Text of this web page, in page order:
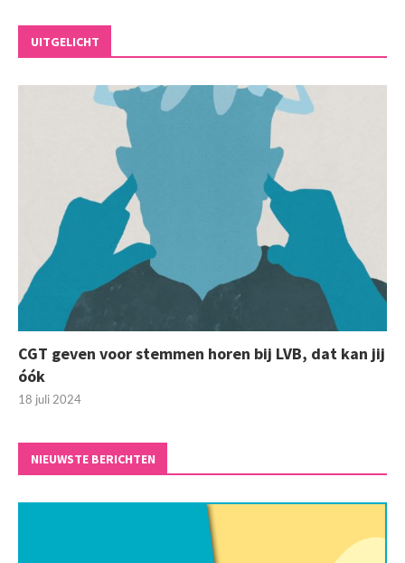
UITGELICHT
CGT geven voor stemmen horen bij LVB, dat kan jij
óók
18 juli 2024
NIEUWSTE BERICHTEN